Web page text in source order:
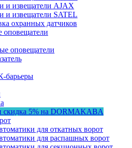
и извещатели AJAX
и извещатели SATEL
охранных датчиков
оповещатели
оповещатели
барьеры
скидка 5% на DORMAKABA
для откатных ворот
для распашных ворот